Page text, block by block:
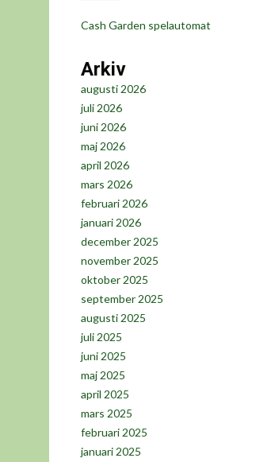
Cash Garden spelautomat
Arkiv
augusti 2026
juli 2026
juni 2026
maj 2026
april 2026
mars 2026
februari 2026
januari 2026
december 2025
november 2025
oktober 2025
september 2025
augusti 2025
juli 2025
juni 2025
maj 2025
april 2025
mars 2025
februari 2025
januari 2025